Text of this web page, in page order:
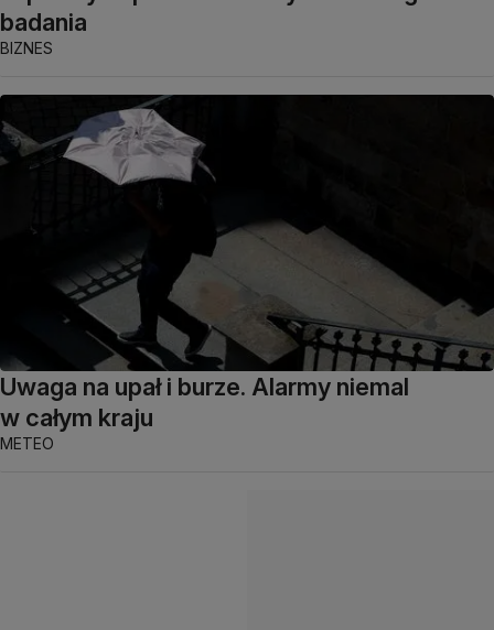
badania
BIZNES
Uwaga na upał i burze. Alarmy niemal
w całym kraju
METEO